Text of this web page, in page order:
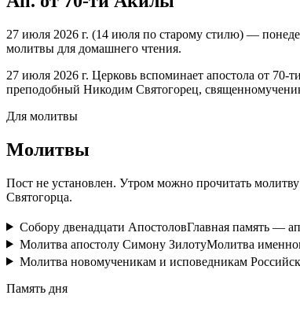
27 июля 2026 г. (14 июля по старому стилю) —
молитвы для домашнего чтения.
27 июля 2026 г. Церковь вспоминает апостола от
преподобный Никодим Святогорец,
Для молитвы
Молитвы
Пост не установлен. Утром можно прочитать
Святогорца.
Собору двенадцати АпостоловГлавная память —
Молитва апостолу Симону ЗилотуМолитва
Mолитва новомученикам и исповедникам
Память дня